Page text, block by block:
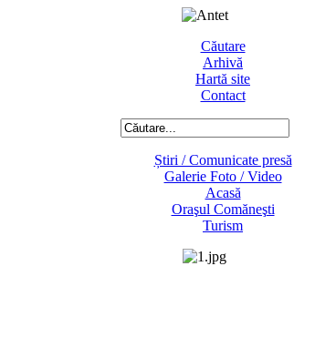
Căutare
Arhivă
Hartă site
Contact
Știri / Comunicate presă
Galerie Foto / Video
Acasă
Oraşul Comăneşti
Turism